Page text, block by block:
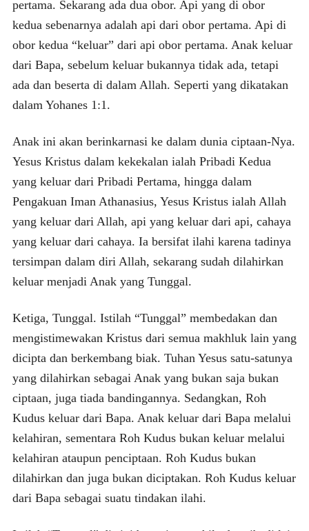
pertama. Sekarang ada dua obor. Api yang di obor
kedua sebenarnya adalah api dari obor pertama. Api di
obor kedua “keluar” dari api obor pertama. Anak keluar
dari Bapa, sebelum keluar bukannya tidak ada, tetapi
ada dan beserta di dalam Allah. Seperti yang dikatakan
dalam Yohanes 1:1.
Anak ini akan berinkarnasi ke dalam dunia ciptaan-Nya.
Yesus Kristus dalam kekekalan ialah Pribadi Kedua
yang keluar dari Pribadi Pertama, hingga dalam
Pengakuan Iman Athanasius, Yesus Kristus ialah Allah
yang keluar dari Allah, api yang keluar dari api, cahaya
yang keluar dari cahaya. Ia bersifat ilahi karena tadinya
tersimpan dalam diri Allah, sekarang sudah dilahirkan
keluar menjadi Anak yang Tunggal.
Ketiga, Tunggal. Istilah “Tunggal” membedakan dan
mengistimewakan Kristus dari semua makhluk lain yang
dicipta dan berkembang biak. Tuhan Yesus satu-satunya
yang dilahirkan sebagai Anak yang bukan saja bukan
ciptaan, juga tiada bandingannya. Sedangkan, Roh
Kudus keluar dari Bapa. Anak keluar dari Bapa melalui
kelahiran, sementara Roh Kudus bukan keluar melalui
kelahiran ataupun penciptaan. Roh Kudus bukan
dilahirkan dan juga bukan diciptakan. Roh Kudus keluar
dari Bapa sebagai suatu tindakan ilahi.